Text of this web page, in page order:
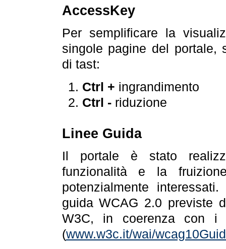
AccessKey
Per semplificare la
singole pagine del portale,
di tast:
Ctrl + ingrandimento
Ctrl -riduzione
Linee Guida
Il portale è stato
funzionalità e la
potenzialmente
guida WCAG 2.0 previste
W3C, in coerenza con i
(www.w3c.it/wai/